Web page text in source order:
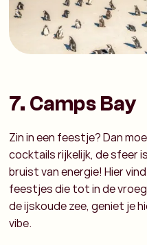
7. Camps Bay
Zin in een feestje? Dan
cocktails rijkelijk, de sfeer
bruist van energie! Hier
feestjes die tot in de
de ijskoude zee, geniet je
vibe.